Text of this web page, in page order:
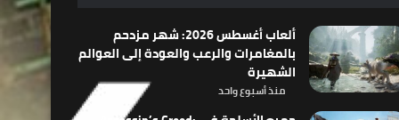
ألعاب أغسطس 2026: شهر مزدحم
بالمغامرات والرعب والعودة إلى العوالم
الشهيرة
منذ أسبوع واحد